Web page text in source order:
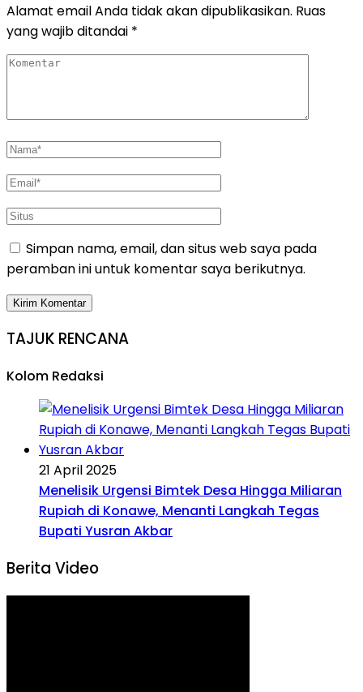
Alamat email Anda tidak akan dipublikasikan. Ruas
yang wajib ditandai *
Simpan nama, email, dan situs web saya pada
peramban ini untuk komentar saya berikutnya.
TAJUK RENCANA
Kolom Redaksi
21 April 2025
Menelisik Urgensi Bimtek Desa Hingga Miliaran
Rupiah di Konawe, Menanti Langkah Tegas
Bupati Yusran Akbar
Berita Video